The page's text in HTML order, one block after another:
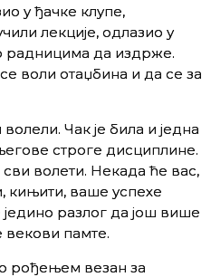
у ђачке клупе,
лекције, одлазио у
радницима да издрже.
воли отаџбина и да се за
Чак је била и једна
строге дисциплине.
волети. Некада ће вас,
кињити, ваше успехе
разлог да још више
векови памте.
рођењем везан за